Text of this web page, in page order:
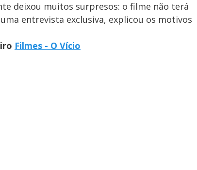
deixou muitos surpresos: o filme não terá
entrevista exclusiva, explicou os motivos
Filmes - O Vício